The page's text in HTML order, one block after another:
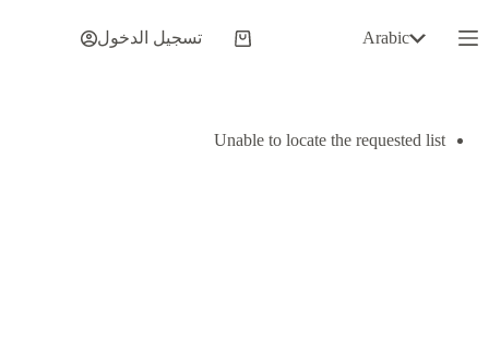
إلى
المحتوى
Arabic
عربة
تسجيل الدخول
Unable to locate the requested list